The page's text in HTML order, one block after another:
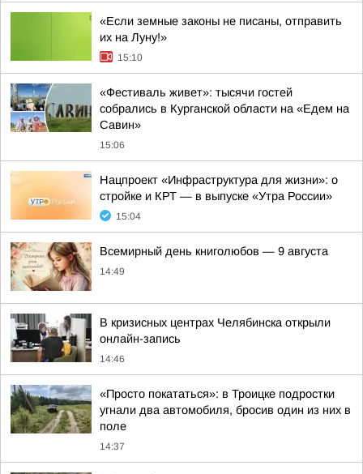
«Если земные законы не писаны, отправить
их на Луну!»
15:10
«Фестиваль живет»: тысячи гостей
собрались в Курганской области на «Едем на
Савин»
15:06
Нацпроект «Инфраструктура для жизни»: о
стройке и КРТ — в выпуске «Утра России»
15:04
Всемирный день книголюбов — 9 августа
14:49
В кризисных центрах Челябинска открыли
онлайн-запись
14:46
«Просто покататься»: в Троицке подростки
угнали два автомобиля, бросив один из них в
поле
14:37